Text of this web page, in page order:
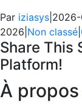
Par iziasys 2026-
2026 Non classé
Share This
Platform!
Facebook
X
Reddit
LinkedIn
WhatsApp
Telegram
Tumblr
Pinterest
Vk
Xing
Email
À